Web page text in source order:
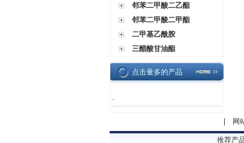
邻苯二甲酸二乙酯
邻苯二甲酸二甲酯
二甲基乙酰胺
三醋酸甘油酯
点击量多的产品
·
网
推荐产